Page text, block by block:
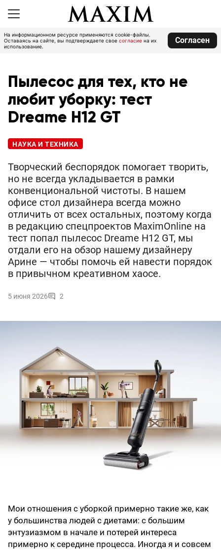
На информационном ресурсе применяются cookie-файлы.
Оставаясь на сайте, вы подтверждаете свое согласие на их
использование.
Согласен
Пылесос для тех, кто не
любит уборку: тест
Dreame H12 GT
НАУКА И ТЕХНИКА
Творческий беспорядок помогает творить,
но не всегда укладывается в рамки
конвенциональной чистоты. В нашем
офисе стол дизайнера всегда можно
отличить от всех остальных, поэтому когда
в редакцию спецпроектов MaximOnline на
тест попал пылесос Dreame H12 GT, мы
отдали его на обзор нашему дизайнеру
Арине — чтобы помочь ей навести порядок
в привычном креативном хаосе.
5 июня 2026 2
Мои отношения с уборкой примерно такие же, как
у большинства людей с диетами: с большим
энтузиазмом в начале и потерей интереса
примерно к середине процесса. Иногда я и совсем